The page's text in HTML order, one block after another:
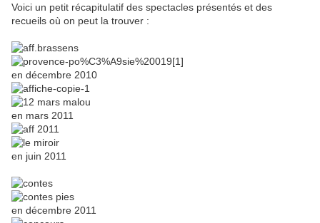
Voici un petit récapitulatif des spectacles présentés et des
recueils où on peut la trouver :
en décembre 2010
en mars 2011
en juin 2011
en décembre 2011